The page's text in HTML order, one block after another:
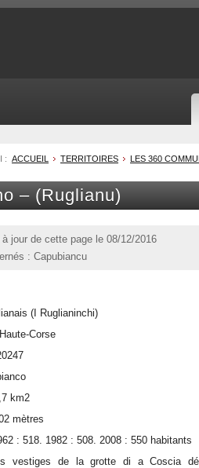
: ACCUEIL TERRITOIRES LES 360
– (Ruglianu)
à jour de cette page le 08/12/2016
: Capubiancu
(I Ruglianinchi)
Corse
km2
mètres
: 518. 1982 : 508. 2008 : 550 habitants
vestiges de la grotte di a Coscia